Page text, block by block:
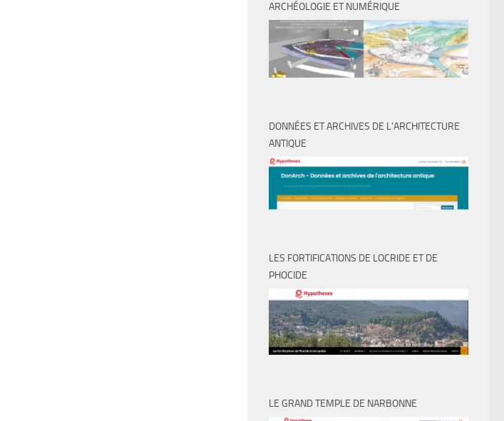
ARCHÉOLOGIE ET NUMÉRIQUE
DONNÉES ET ARCHIVES DE L’ARCHITECTURE
ANTIQUE
LES FORTIFICATIONS DE LOCRIDE ET DE
PHOCIDE
LE GRAND TEMPLE DE NARBONNE